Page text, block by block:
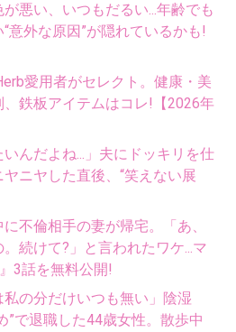
悪い、いつもだるい...年齢でも
意外な原因”が隠れているかも!
愛用者がセレクト。健康・美
、鉄板アイテムはコレ!【2026年
んだよね...」夫にドッキリを仕
ニヤした直後、“笑えない展
不倫相手の妻が帰宅。「あ、
続けて?」と言われたワケ...マ
3話を無料公開!
の分だけいつも無い」陰湿
”で退職した44歳女性。散歩中